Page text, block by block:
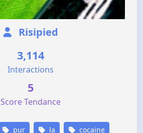
Risipied
3,114
Interactions
5
Score Tendance
pur la cocaine